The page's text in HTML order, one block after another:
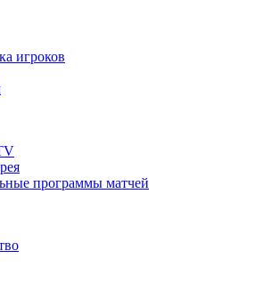
игроков
программы матчей